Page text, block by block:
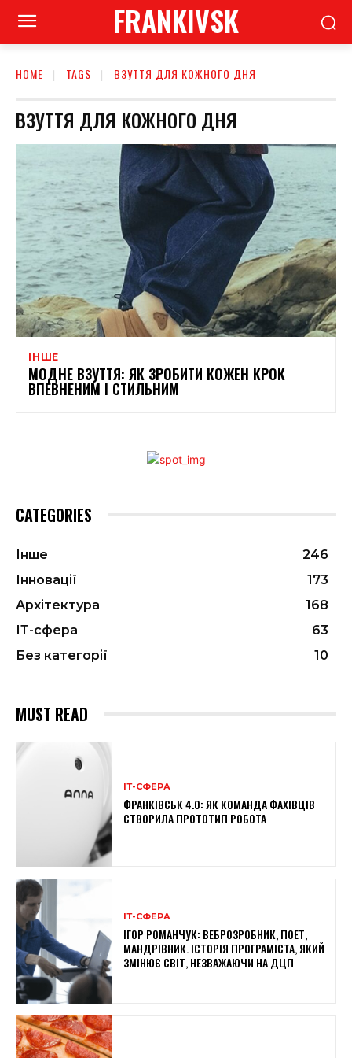
FRANKIVSK
HOME TAGS ВЗУТТЯ ДЛЯ КОЖНОГО ДНЯ
ВЗУТТЯ ДЛЯ КОЖНОГО ДНЯ
ІНШЕ
МОДНЕ ВЗУТТЯ: ЯК ЗРОБИТИ КОЖЕН КРОК
ВПЕВНЕНИМ І СТИЛЬНИМ
CATEGORIES
Інше
246
Інновації
173
Архітектура
168
ІТ-сфера
63
Без категорії
10
MUST READ
ІТ-СФЕРА
ФРАНКІВСЬК 4.0: ЯК КОМАНДА ФАХІВЦІВ
СТВОРИЛА ПРОТОТИП РОБОТА
ІТ-СФЕРА
ІГОР РОМАНЧУК: ВЕБРОЗРОБНИК, ПОЕТ,
МАНДРІВНИК. ІСТОРІЯ ПРОГРАМІСТА, ЯКИЙ
ЗМІНЮЄ СВІТ, НЕЗВАЖАЮЧИ НА ДЦП